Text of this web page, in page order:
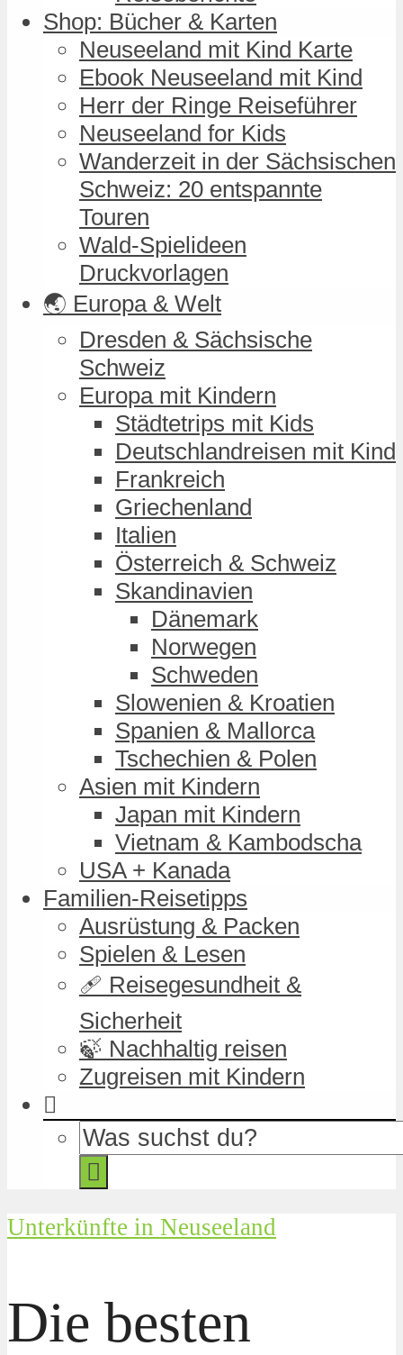
Shop: Bücher & Karten
Neuseeland mit Kind Karte
Ebook Neuseeland mit Kind
Herr der Ringe Reiseführer
Neuseeland for Kids
Wanderzeit in der Sächsischen
Schweiz: 20 entspannte
Touren
Wald-Spielideen
Druckvorlagen
🌏 Europa & Welt
Dresden & Sächsische
Schweiz
Europa mit Kindern
Städtetrips mit Kids
Deutschlandreisen mit Kind
Frankreich
Griechenland
Italien
Österreich & Schweiz
Skandinavien
Dänemark
Norwegen
Schweden
Slowenien & Kroatien
Spanien & Mallorca
Tschechien & Polen
Asien mit Kindern
Japan mit Kindern
Vietnam & Kambodscha
USA + Kanada
Familien-Reisetipps
Ausrüstung & Packen
Spielen & Lesen
🩹 Reisegesundheit &
Sicherheit
🍃 Nachhaltig reisen
Zugreisen mit Kindern
Unterkünfte in Neuseeland
Die besten